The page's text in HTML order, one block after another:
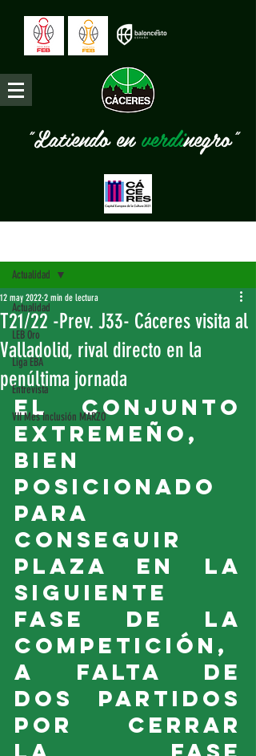
"Latiendo enverdinegro"
Actualidad
LEB Oro
Liga EBA
Entrevista
VII Mes Inclusión MARZO
Actualidad
T21/22 -Prev. J33- Cáceres visita al
Valladolid, rival directo en la
penúltima jornada
12 may 2022 2 min de lectura
El conjunto
extremeño,
bien
posicionado
para
conseguir
plaza en la
siguiente
fase de la
competición,
a falta de
dos partidos
por cerrar